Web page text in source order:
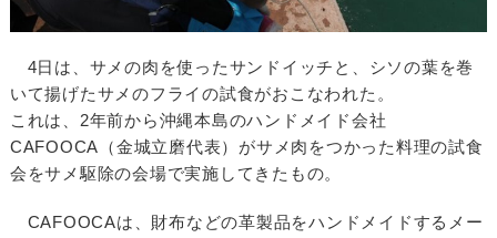
4日は、サメの肉を使ったサンドイッチと、シソの葉を巻
いて揚げたサメのフライの試食がおこなわれた。
これは、2年前から沖縄本島のハンドメイド会社
CAFOOCA（金城立磨代表）がサメ肉をつかった料理の試食
会をサメ駆除の会場で実施してきたもの。
CAFOOCAは、財布などの革製品をハンドメイドするメー